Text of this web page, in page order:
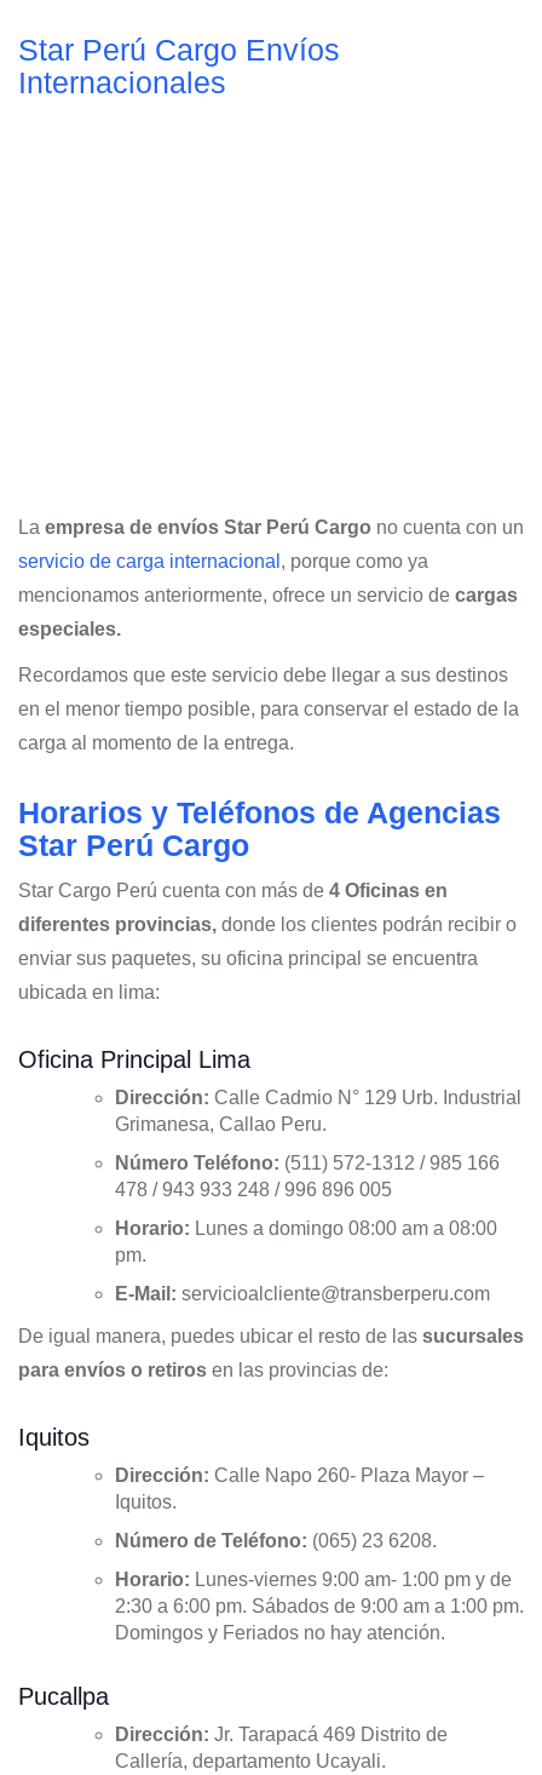
Star Perú Cargo Envíos
Internacionales
La empresa de envíos Star Perú Cargo no cuenta con un
servicio de carga internacional , porque como ya
mencionamos anteriormente, ofrece un servicio de cargas
especiales.
Recordamos que este servicio debe llegar a sus destinos
en el menor tiempo posible, para conservar el estado de la
carga al momento de la entrega.
Horarios y Teléfonos de Agencias
Star Perú Cargo
Star Cargo Perú cuenta con más de 4 Oficinas en
diferentes provincias, donde los clientes podrán recibir o
enviar sus paquetes, su oficina principal se encuentra
ubicada en lima:
Oficina Principal Lima
Dirección: Calle Cadmio N° 129 Urb. Industrial
Grimanesa, Callao Peru.
Número Teléfono: (511) 572-1312 / 985 166
478 / 943 933 248 / 996 896 005
Horario: Lunes a domingo 08:00 am a 08:00
pm.
E-Mail: servicioalcliente@transberperu.com
De igual manera, puedes ubicar el resto de las sucursales
para envíos o retiros en las provincias de:
Iquitos
Dirección: Calle Napo 260- Plaza Mayor –
Iquitos.
Número de Teléfono: (065) 23 6208.
Horario: Lunes-viernes 9:00 am- 1:00 pm y de
2:30 a 6:00 pm. Sábados de 9:00 am a 1:00 pm.
Domingos y Feriados no hay atención.
Pucallpa
Dirección: Jr. Tarapacá 469 Distrito de
Callería, departamento Ucayali.